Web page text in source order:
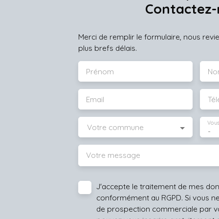
Merci de remplir le formulaire, nous
plus brefs délais.
Prénom
Email
Votre commune -
Votre message
J'accepte le traitement de mes
conformément au RGPD. Si vous
de prospection commerciale par